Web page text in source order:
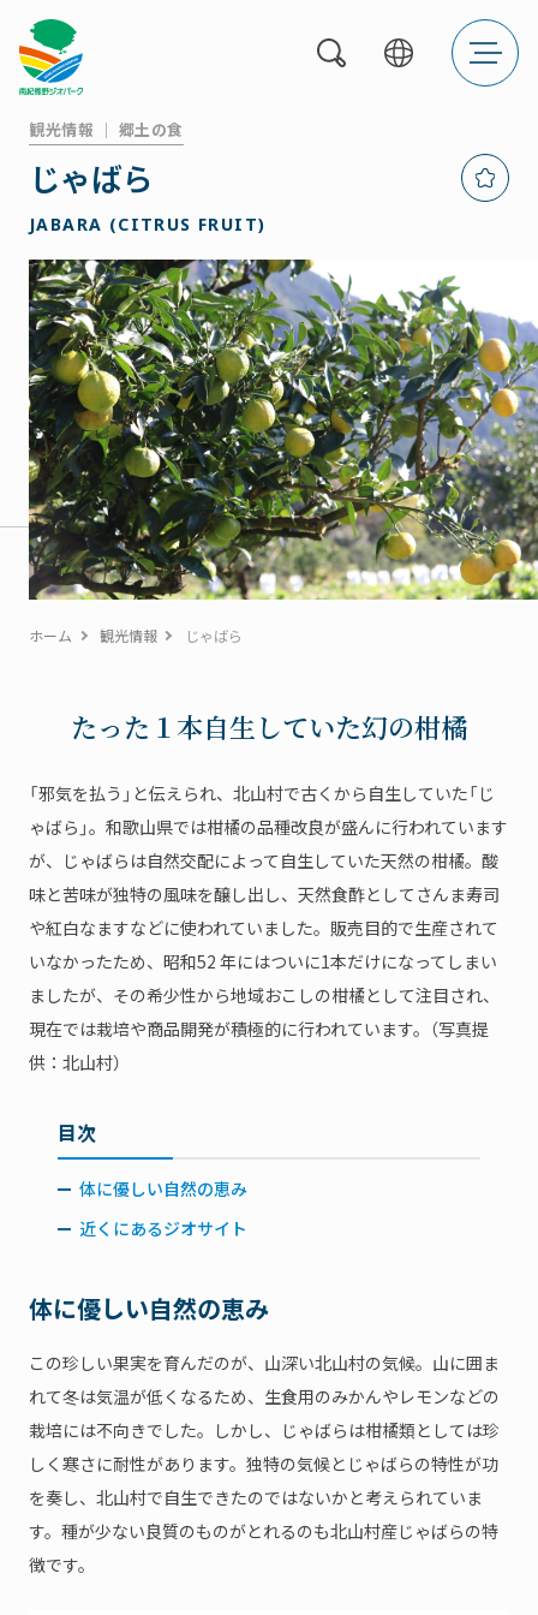
メ
ニ
ュ
く
観光情報 ｜ 郷土の食
じゃばら
JABARA (CITRUS FRUIT)
こ
の
気
に
入
り
に
追
加
ホーム 観光情報 じゃばら
たった１本自生していた幻の柑橘
「邪気を払う」と伝えられ、北山村で古くから自生していた「じ
ゃばら」。和歌山県では柑橘の品種改良が盛んに行われています
が、じゃばらは自然交配によって自生していた天然の柑橘。酸
味と苦味が独特の風味を醸し出し、天然食酢としてさんま寿司
や紅白なますなどに使われていました。販売目的で生産されて
いなかったため、昭和52 年にはついに1本だけになってしまい
ましたが、その希少性から地域おこしの柑橘として注目され、
現在では栽培や商品開発が積極的に行われています。（写真提
供：北山村）
目次
体に優しい自然の恵み
近くにあるジオサイト
体に優しい自然の恵み
この珍しい果実を育んだのが、山深い北山村の気候。山に囲ま
れて冬は気温が低くなるため、生食用のみかんやレモンなどの
栽培には不向きでした。しかし、じゃばらは柑橘類としては珍
しく寒さに耐性があります。独特の気候とじゃばらの特性が功
を奏し、北山村で自生できたのではないかと考えられていま
す。種が少ない良質のものがとれるのも北山村産じゃばらの特
徴です。